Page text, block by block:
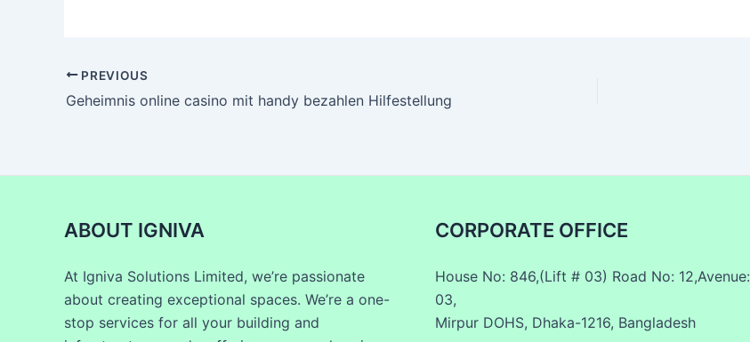
PREVIOUS
Geheimnis online casino mit handy bezahlen Hilfestellung
ABOUT IGNIVA
At Igniva Solutions Limited, we’re passionate
about creating exceptional spaces. We’re a one-
stop services for all your building and
CORPORATE OFFICE
House No: 846,(Lift # 03) Road No: 12,Avenue:
03,
Mirpur DOHS, Dhaka-1216, Bangladesh